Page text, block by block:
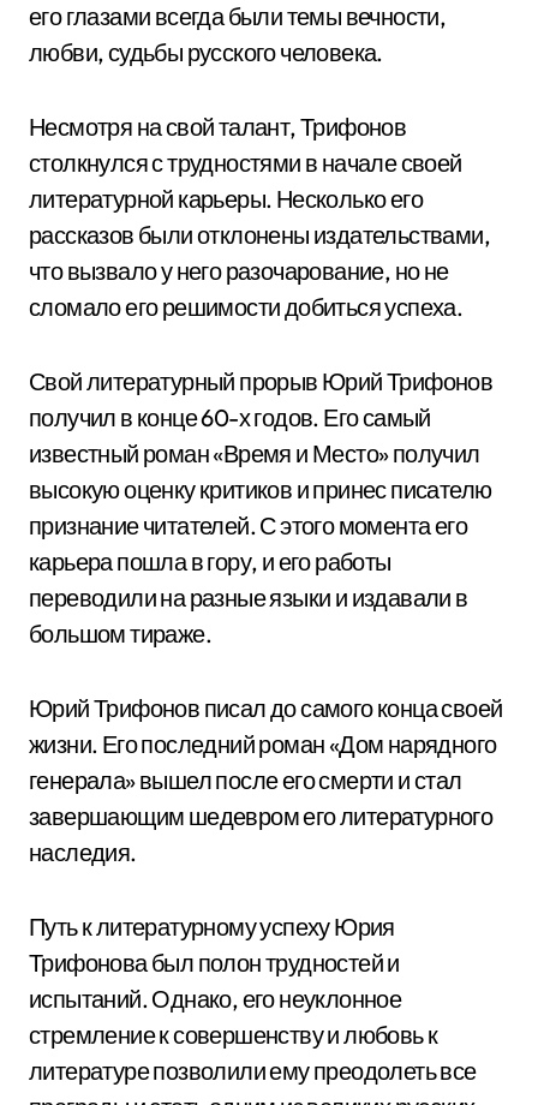
его глазами всегда были темы вечности,
любви, судьбы русского человека.
Несмотря на свой талант, Трифонов
столкнулся с трудностями в начале своей
литературной карьеры. Несколько его
рассказов были отклонены издательствами,
что вызвало у него разочарование, но не
сломало его решимости добиться успеха.
Свой литературный прорыв Юрий Трифонов
получил в конце 60-х годов. Его самый
известный роман «Время и Место» получил
высокую оценку критиков и принес писателю
признание читателей. С этого момента его
карьера пошла в гору, и его работы
переводили на разные языки и издавали в
большом тираже.
Юрий Трифонов писал до самого конца своей
жизни. Его последний роман «Дом нарядного
генерала» вышел после его смерти и стал
завершающим шедевром его литературного
наследия.
Путь к литературному успеху Юрия
Трифонова был полон трудностей и
испытаний. Однако, его неуклонное
стремление к совершенству и любовь к
литературе позволили ему преодолеть все